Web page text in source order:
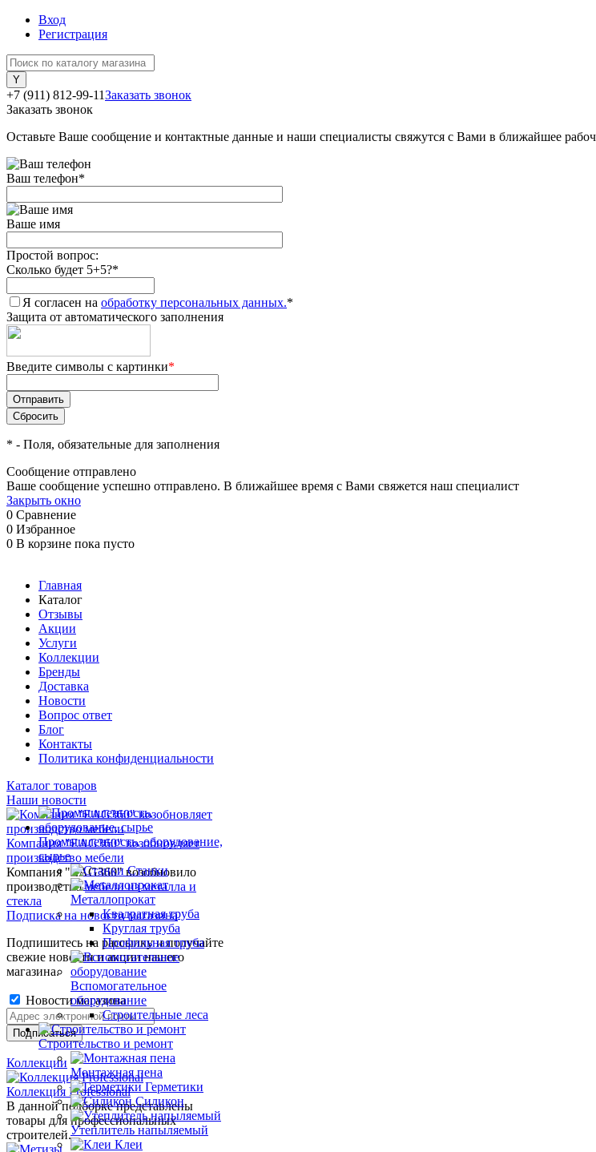
Вход
Регистрация
+7 (911) 812-99-11Заказать звонок
Заказать звонок
Оставьте Ваше сообщение и контактные данные и наши специалисты свяжутся с Вами в ближайшее
Ваш телефон*
Ваше имя
Простой вопрос:
Сколько будет 5+5?*
Я согласен на обработку персональных данных.*
Защита от автоматического заполнения
Введите символы с картинки*
* - Поля, обязательные для заполнения
Сообщение отправлено
Ваше сообщение успешно отправлено. В ближайшее время с Вами свяжется наш специалист
Закрыть окно
0 Сравнение
0 Избранное
0 В корзине пока пусто
Главная
Каталог
Отзывы
Акции
Услуги
Коллекции
Бренды
Доставка
Новости
Вопрос ответ
Блог
Контакты
Политика конфиденциальности
Каталог товаров
Промышленность, оборудование,
сырье
Станки
Металлопрокат
Квадратная труба
Круглая труба
Профильная труба
Вспомогательное
оборудование
Строительные леса
Строительство и ремонт
Монтажная пена
Герметики
Силикон
Утеплитель напыляемый
Клеи
Наши новости
Компания "EAG360" возобновляет
производство мебели
Компания "EAG360" возобновило
производствомебели из металла и
стекла
Подписка на новости магазина
Подпишитесь на рассылку и получайте
свежие новости и акции нашего
магазина.
Новости магазина
Коллекции
Коллекция Professional
В данной подборке представлены
товары для профессиональных
строителей.